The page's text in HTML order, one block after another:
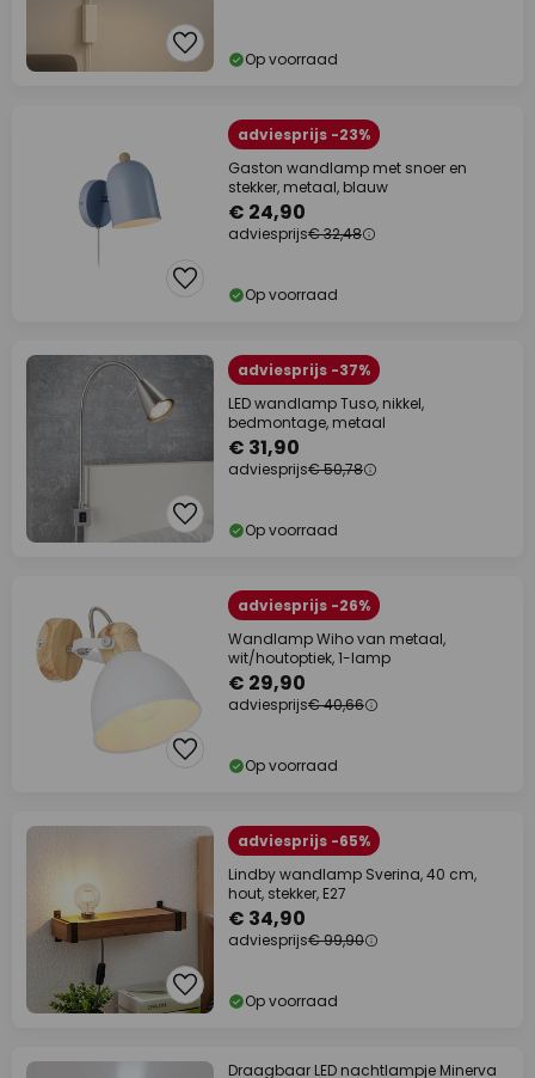
Op voorraad
adviesprijs -23%
Gaston wandlamp met snoer en
stekker, metaal, blauw
€ 24,90
adviesprijs€ 32,48
Op voorraad
adviesprijs -37%
LED wandlamp Tuso, nikkel,
bedmontage, metaal
€ 31,90
adviesprijs€ 50,78
Op voorraad
adviesprijs -26%
Wandlamp Wiho van metaal,
wit/houtoptiek, 1-lamp
€ 29,90
adviesprijs€ 40,66
Op voorraad
adviesprijs -65%
Lindby wandlamp Sverina, 40 cm,
hout, stekker, E27
€ 34,90
adviesprijs€ 99,90
Op voorraad
Draagbaar LED nachtlampje Minerva